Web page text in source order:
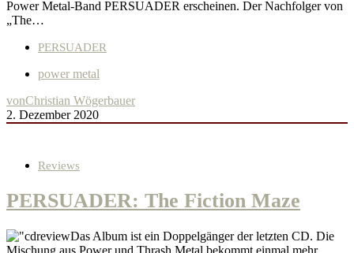
Power Metal-Band PERSUADER erscheinen. Der Nachfolger von
„The…
PERSUADER
power metal
vonChristian Wögerbauer
2. Dezember 2020
Reviews
PERSUADER: The Fiction Maze
Das Album ist ein Doppelgänger der letzten CD. Die